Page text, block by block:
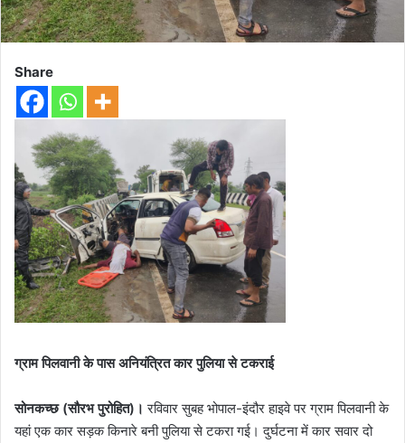
Share
ग्राम पिलवानी के पास अनियंत्रित कार पुलिया से टकराई
सोनकच्छ (सौरभ पुरोहित)। रविवार सुबह भोपाल-इंदौर हाइवे पर ग्राम पिलवानी के
यहां एक कार सड़क किनारे बनी पुलिया से टकरा गई। दुर्घटना में कार सवार दो